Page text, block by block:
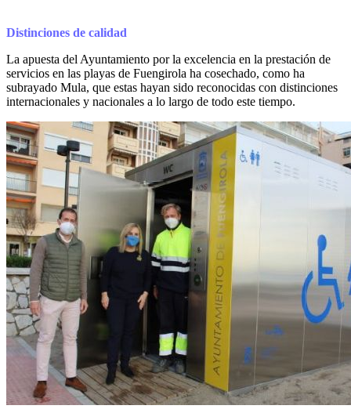
Distinciones de calidad
La apuesta del Ayuntamiento por la excelencia en la prestación de
servicios en las playas de Fuengirola ha cosechado, como ha
subrayado Mula, que estas hayan sido reconocidas con distinciones
internacionales y nacionales a lo largo de todo este tiempo.